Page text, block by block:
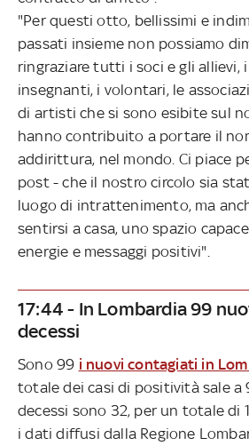
"Per questi otto, bellissimi e
passati insieme non possiamo
ringraziare tutti i soci e gli allievi,
insegnanti, i volontari, le
di artisti che si sono esibite sul
hanno contribuito a portare il
addirittura, nel mondo. Ci piace
post - che il nostro circolo sia
luogo di intrattenimento, ma
sentirsi a casa, uno spazio
energie e messaggi positivi".
17:44 - In Lombardia 99
decessi
Sono 99 i nuovi contagiati in
totale dei casi di positività sale a
decessi sono 32, per un totale di
i dati diffusi dalla Regione